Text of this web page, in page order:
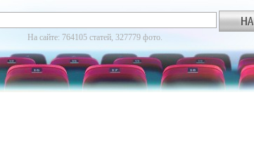
На сайте: 764105 статей, 327779 фото.